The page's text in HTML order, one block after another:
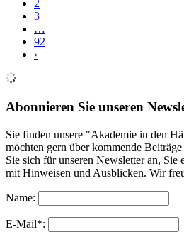
2
3
…
92
›
Abonnieren Sie unseren
Sie finden unsere "Akademie in den
möchten gern über kommende
Sie sich für unseren Newsletter an, Sie
mit Hinweisen und Ausblicken. Wir
Name:
E-Mail*: